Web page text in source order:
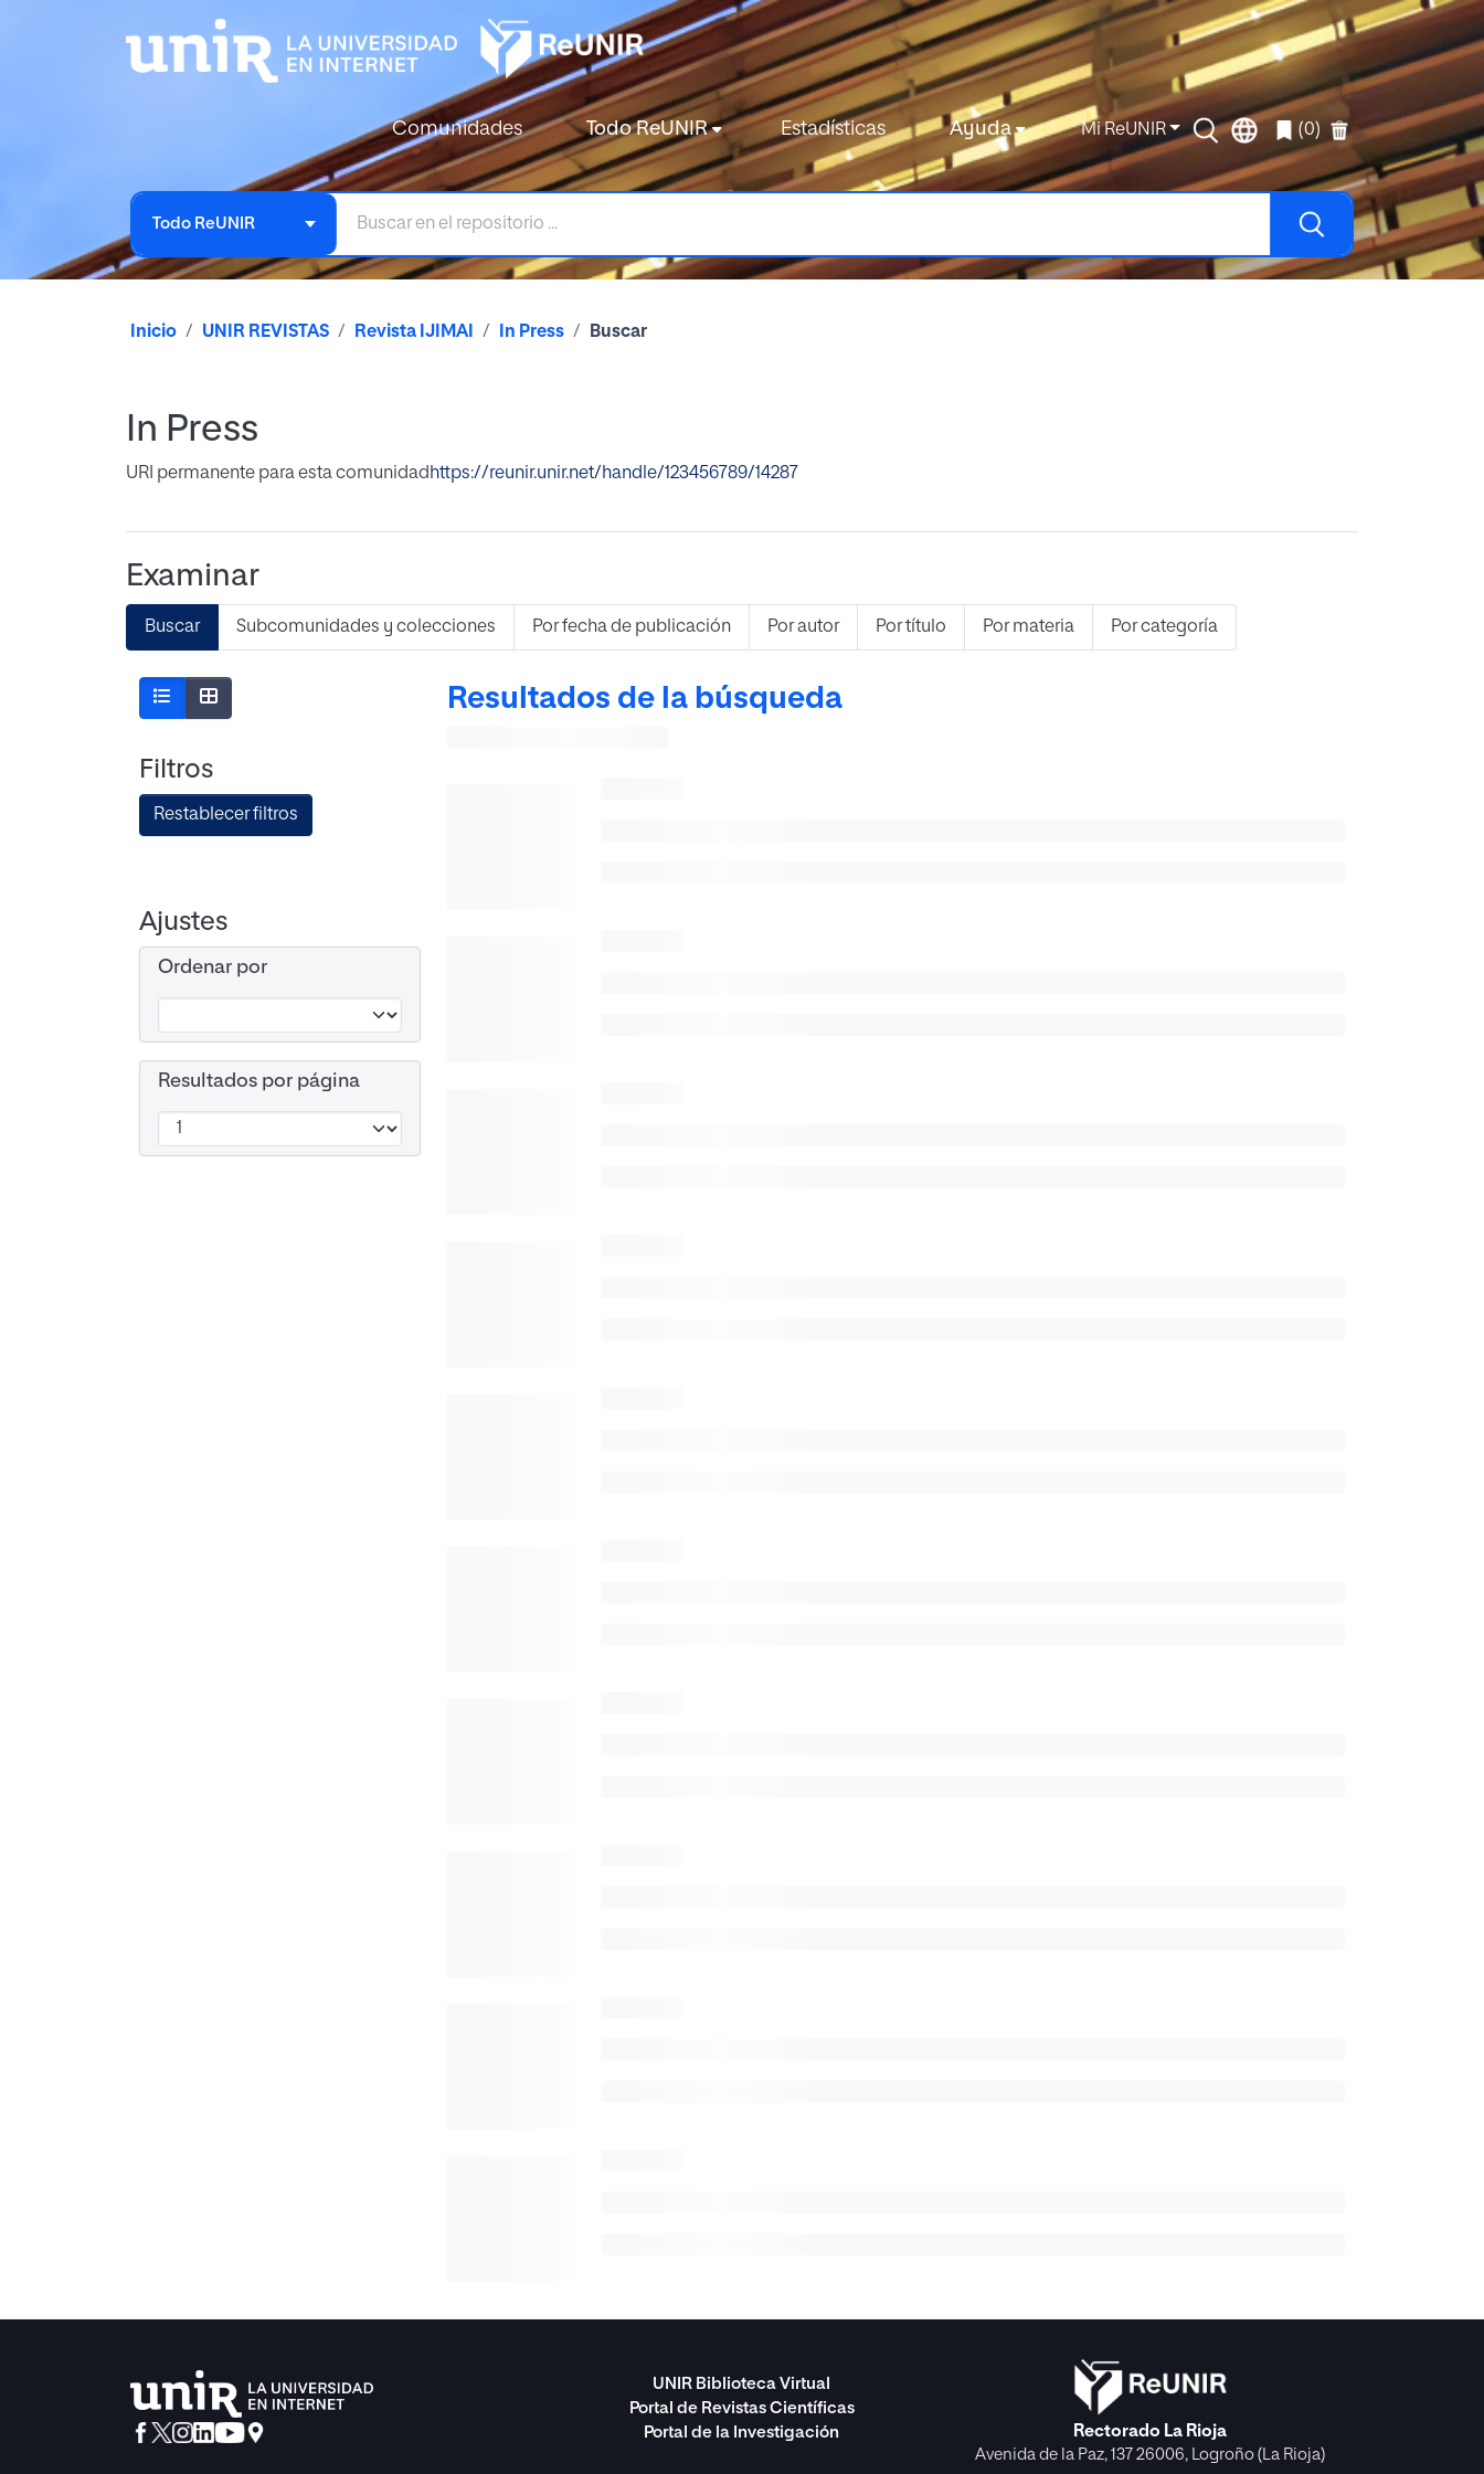
Comunidades Todo ReUNIR Estadísticas Ayuda Mi ReUNIR (0)
Todo ReUNIR
Inicio UNIR REVISTAS Revista IJIMAI In Press Buscar
In Press
URI permanente para esta comunidad https://reunir.unir.net/handle/123456789/14287
Examinar
Buscar Subcomunidades y colecciones Por fecha de publicación Por autor Por título Por materia Por categoría
Filtros
Restablecer filtros
Ajustes
Ordenar por
Resultados por página
Resultados de la búsqueda
UNIR Biblioteca Virtual
Portal de Revistas Científicas
Portal de la Investigación
Rectorado La Rioja
Avenida de la Paz, 137 26006, Logroño (La Rioja)